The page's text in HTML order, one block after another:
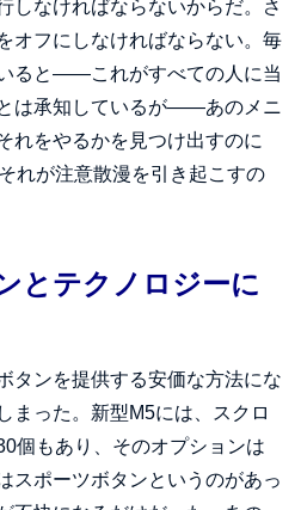
しなければならないからだ。さ
オフにしなければならない。毎
ると――これがすべての人に当
は承知しているが――あのメニ
れをやるかを見つけ出すのに
れが注意散漫を引き起こすの
とテクノロジーに
タンを提供する安価な方法にな
まった。新型M5には、スクロ
個もあり、そのオプションは
スポーツボタンというのがあっ